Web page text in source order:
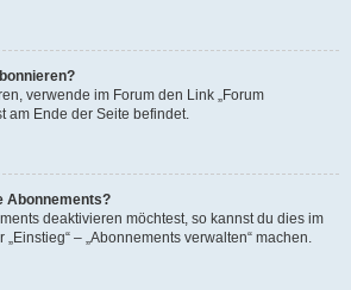
verwende im Forum den Link „Forum
am Ende der Seite befindet.
Abonnements?
deaktivieren möchtest, so kannst du dies im
– „Abonnements verwalten“ machen.